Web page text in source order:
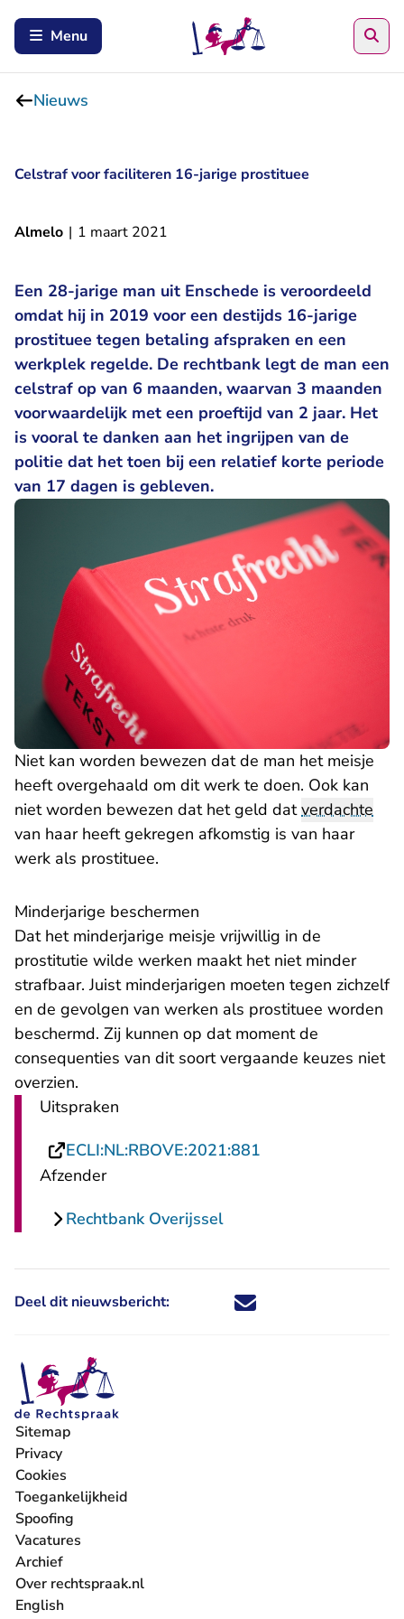
Menu
Nieuws
Celstraf voor faciliteren 16-jarige prostituee
Almelo | 1 maart 2021
Een 28-jarige man uit Enschede is veroordeeld
omdat hij in 2019 voor een destijds 16-jarige
prostituee tegen betaling afspraken en een
werkplek regelde. De rechtbank legt de man een
celstraf op van 6 maanden, waarvan 3 maanden
voorwaardelijk met een proeftijd van 2 jaar. Het
is vooral te danken aan het ingrijpen van de
politie dat het toen bij een relatief korte periode
van 17 dagen is gebleven.
Niet kan worden bewezen dat de man het meisje
heeft overgehaald om dit werk te doen. Ook kan
niet worden bewezen dat het geld datverdachte
van haar heeft gekregen afkomstig is van haar
werk als prostituee.
Minderjarige beschermen
Dat het minderjarige meisje vrijwillig in de
prostitutie wilde werken maakt het niet minder
strafbaar. Juist minderjarigen moeten tegen zichzelf
en de gevolgen van werken als prostituee worden
beschermd. Zij kunnen op dat moment de
consequenties van dit soort vergaande keuzes niet
overzien.
Uitspraken
ECLI:NL:RBOVE:2021:881
Afzender
Rechtbank Overijssel
Deel dit nieuwsbericht: Deel dit nieuwsbericht via X -
Deel dit nieuwsbericht via
Deel dit nieuwsbericht
Deel dit
Sitemap
Privacy
Cookies
Toegankelijkheid
Spoofing
Vacatures
- U verlaat Rechtspraak.nl
Archief
Over rechtspraak.nl
English